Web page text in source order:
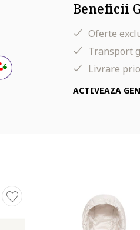
Beneficii
Oferte
Transport
Livrare
ACTIVEAZA